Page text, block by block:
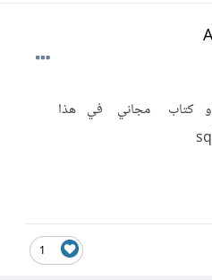
كتاب مجاني في هذا
1